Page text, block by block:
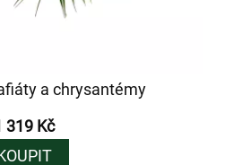
a chrysantémy
319 Kč